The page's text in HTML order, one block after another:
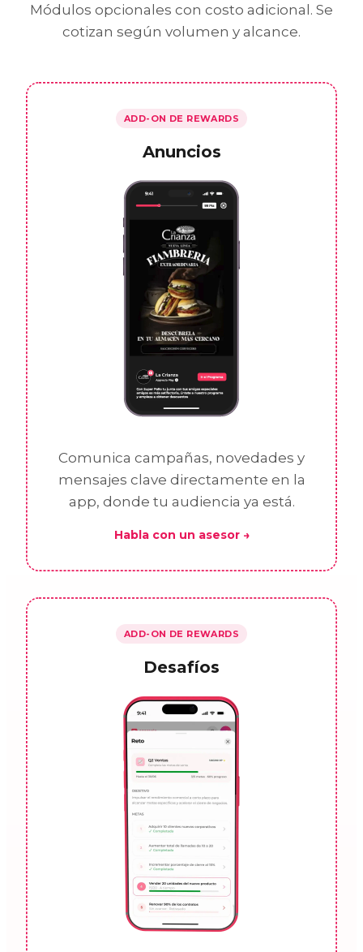
Módulos opcionales con costo adicional. Se
cotizan según volumen y alcance.
ADD-ON DE REWARDS
Anuncios
Comunica campañas, novedades y
mensajes clave directamente en la
app, donde tu audiencia ya está.
Habla con un asesor →
ADD-ON DE REWARDS
Desafíos